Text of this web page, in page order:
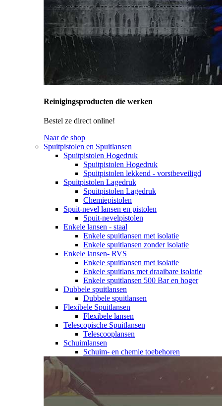
Reinigingsproducten die werken
Bestel ze direct online!
Naar de shop
Spuitpistolen en Spuitlansen
Spuitpistolen Hogedruk
Spuitpistolen Hogedruk
Spuitpistolen lekkend - vorstbeveiligd
Spuitpistolen Lagedruk
Spuitpistolen Lagedruk
Chemiepistolen
Spuit-nevel lansen en pistolen
Spuit-nevelpistolen
Enkele lansen - staal
Enkele spuitlansen met isolatie
Enkele spuitlansen zonder isolatie
Enkele lansen- RVS
Enkele spuitlansen met isolatie
Enkele spuitlans met draaibare isolatie
Enkele spuitlansen 500 Bar en hoger
Dubbele spuitlansen
Dubbele spuitlansen
Flexibele Spuitlansen
Flexibele lansen
Telescopische Spuitlansen
Telescooplansen
Schuimlansen
Schuim- en chemie toebehoren